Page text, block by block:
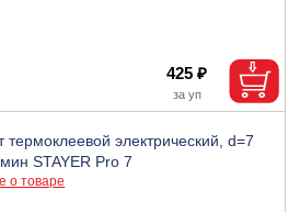
425 ₽
термоклеевой электрический, d=7
STAYER Pro 7
о товаре